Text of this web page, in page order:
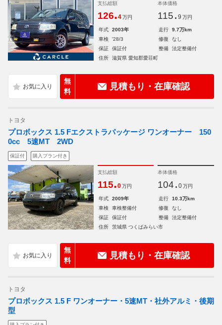
支払総額
126.4 万円
本体価格
115. 9 万円
年式 2003年 走行
9.7万km
車検
'28/3 修復
なし
保証
保証付 整備
法定整備付
住所
滋賀県 愛知郡愛荘町
無
料
見積もり・在庫確認
トヨタ
プロボックス 1.5 Fエクストラパッケージ ワンオーナー 150
0cc 5速MT 2WD
保証付 購入プラン付き
支払総額
115.0 万円
本体価格
104. 0 万円
年式 2009年 走行
10.3万km
車検
車検整備付 修復
なし
保証
保証付 整備
法定整備付
住所
茨城県 つくばみらい市
無
料
見積もり・在庫確認
トヨタ
プロボックス 1.5 F ワンオーナー・5速MT・社外アルミ・後期
型